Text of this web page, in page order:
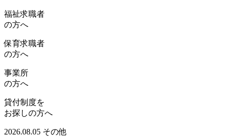
福祉求職者
の方へ
保育求職者
の方へ
事業所
の方へ
貸付制度を
お探しの方へ
2026.08.05 その他